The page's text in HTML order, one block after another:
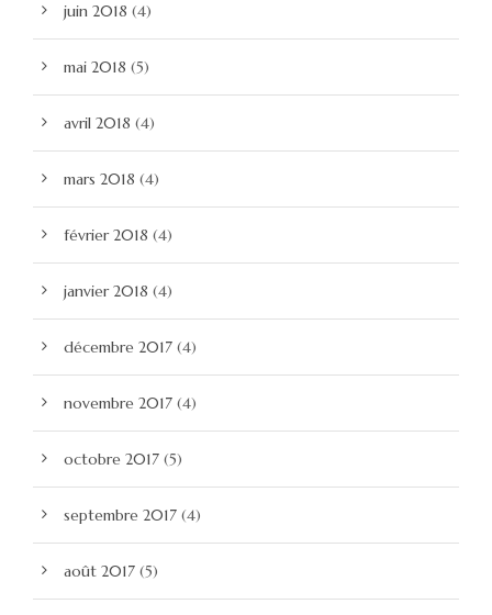
juin 2018 (4)
mai 2018 (5)
avril 2018 (4)
mars 2018 (4)
février 2018 (4)
janvier 2018 (4)
décembre 2017 (4)
novembre 2017 (4)
octobre 2017 (5)
septembre 2017 (4)
août 2017 (5)